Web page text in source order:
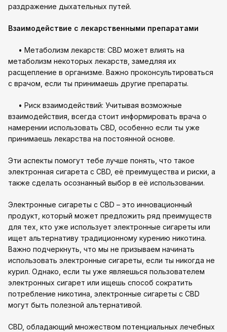
раздражение дыхательных путей.
Взаимодействие с лекарственными препаратами
• Метаболизм лекарств: CBD может влиять на
метаболизм некоторых лекарств, замедляя их
расщепление в организме. Важно проконсультироваться
с врачом, если ты принимаешь другие препараты.
• Риск взаимодействий: Учитывая возможные
взаимодействия, всегда стоит информировать врача о
намерении использовать CBD, особенно если ты уже
принимаешь лекарства на постоянной основе.
Эти аспекты помогут тебе лучше понять, что такое
электронная сигарета с CBD, её преимущества и риски, а
также сделать осознанный выбор в её использовании.
Электронные сигареты с CBD – это инновационный
продукт, который может предложить ряд преимуществ
для тех, кто уже использует электронные сигареты или
ищет альтернативу традиционному курению никотина.
Важно подчеркнуть, что мы не призываем начинать
использовать электронные сигареты, если ты никогда не
курил. Однако, если ты уже являешься пользователем
электронных сигарет или ищешь способ сократить
потребление никотина, электронные сигареты с CBD
могут быть полезной альтернативой.
CBD, обладающий множеством потенциальных лечебных